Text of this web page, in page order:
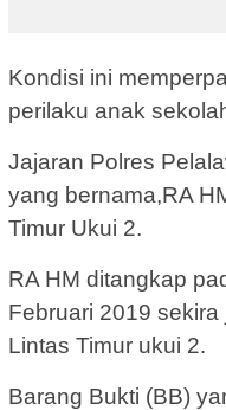
Kondisi ini
perilaku anak
Jajaran Polres
yang bernama,RA
Timur Ukui 2.
RA HM ditangkap
Februari 2019
Lintas Timur ukui 2.
Barang Bukti (BB)